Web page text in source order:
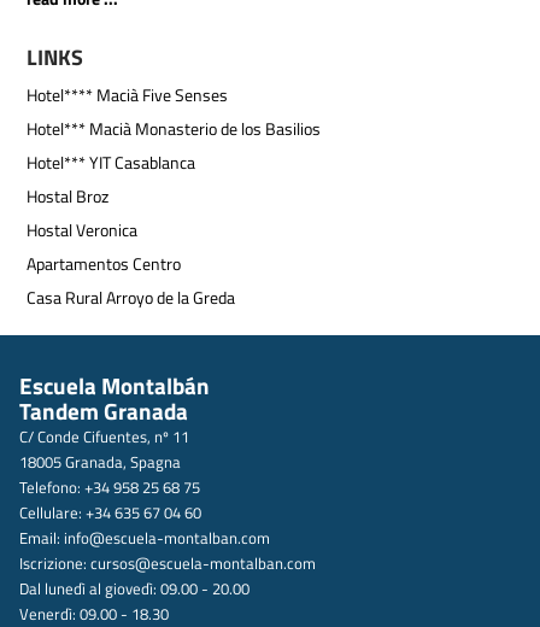
LINKS
Hotel**** Macià Five Senses
Hotel*** Macià Monasterio de los Basilios
Hotel*** YIT Casablanca
Hostal Broz
Hostal Veronica
Apartamentos Centro
Casa Rural Arroyo de la Greda
Escuela Montalbán
Tandem Granada
C/ Conde Cifuentes, nº 11
18005 Granada, Spagna
Telefono: +34 958 25 68 75
Cellulare: +34 635 67 04 60
Email: info@escuela-montalban.com
Iscrizione: cursos@escuela-montalban.com
Dal lunedì al giovedì: 09.00 - 20.00
Venerdì: 09.00 - 18.30